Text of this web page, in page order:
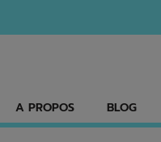
A PROPOS BLOG